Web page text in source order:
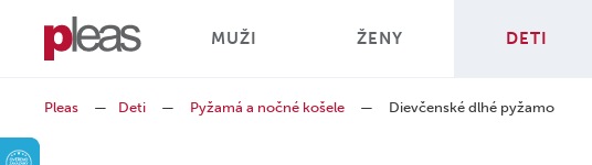
MUŽI ŽENY DETI
Pleas — Deti — Pyžamá a nočné košele — Dievčenské dlhé pyžamo